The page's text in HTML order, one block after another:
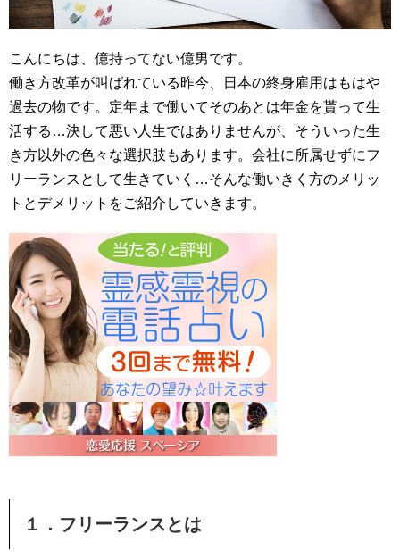
こんにちは、億持ってない億男です。
働き方改革が叫ばれている昨今、日本の終身雇用はもはや
過去の物です。定年まで働いてそのあとは年金を貰って生
活する…決して悪い人生ではありませんが、そういった生
き方以外の色々な選択肢もあります。会社に所属せずにフ
リーランスとして生きていく…そんな働いきく方のメリッ
トとデメリットをご紹介していきます。
１．フリーランスとは